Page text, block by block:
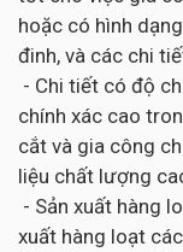
hoặc có hình
đinh, và các chi
- Chi tiết có độ
chính xác cao
cắt và gia công
liệu chất lượng
- Sản xuất hàng
xuất hàng loạt